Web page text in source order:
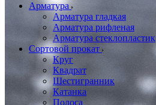
Арматура
Арматура гладкая
Арматура рифленая
Арматура стеклопластик
Сортовой прокат
Круг
Квадрат
Шестигранник
Катанка
Полоса